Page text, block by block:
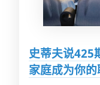
史蒂夫说425
家庭成为你